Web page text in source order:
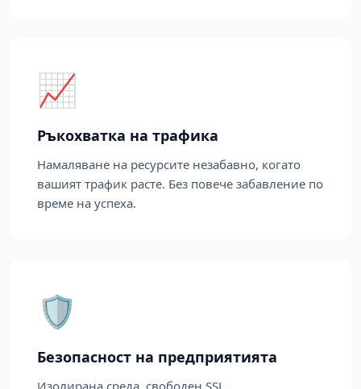
📈
Ръкохватка на трафика
Намаляване на ресурсите незабавно, когато
вашият трафик расте. Без повече забавление по
време на успеха.
🛡️
Безопасност на предприятията
Изолирана среда, свободен SSL,